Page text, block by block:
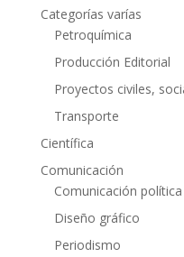
Categorías varías
Petroquímica
Producción Editorial
Proyectos civiles,
Transporte
Científica
Comunicación
Comunicación política
Diseño gráfico
Periodismo